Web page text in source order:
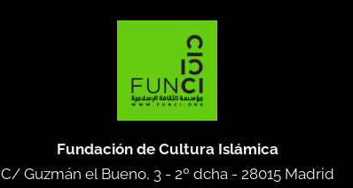
Fundación de Cultura Islámica
C/ Guzmán el Bueno, 3 - 2º dcha - 28015 Madrid